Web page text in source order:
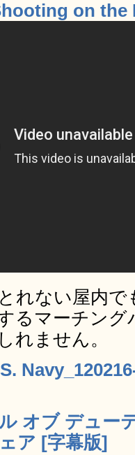
on the
れない屋内
るマーチン
れません。
オブ デュー
ア [字幕版]